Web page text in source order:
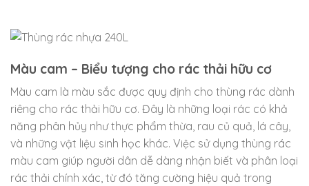
Màu cam – Biểu tượng cho rác thải hữu cơ
Màu cam là màu sắc được quy định cho thùng rác dành
riêng cho rác thải hữu cơ. Đây là những loại rác có khả
năng phân hủy như thực phẩm thừa, rau củ quả, lá cây,
và những vật liệu sinh học khác. Việc sử dụng thùng rác
màu cam giúp người dân dễ dàng nhận biết và phân loại
rác thải chính xác, từ đó tăng cường hiệu quả trong